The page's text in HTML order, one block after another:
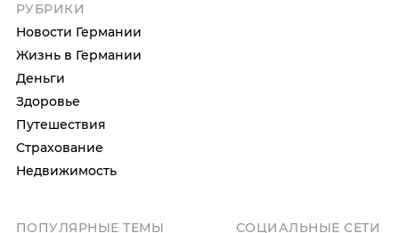
РУБРИКИ
Новости Германии
Жизнь в Германии
Деньги
Здоровье
Путешествия
Страхование
Недвижимость
ПОПУЛЯРНЫЕ ТЕМЫ СОЦИАЛЬНЫЕ СЕТИ